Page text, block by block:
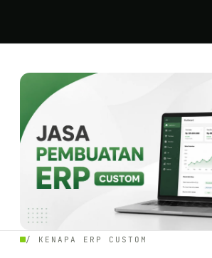
/ KENAPA ERP CUSTOM